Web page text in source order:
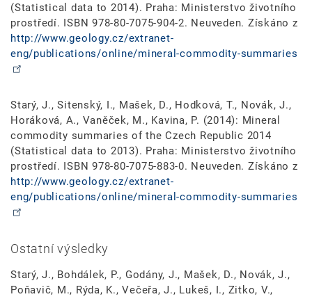
(Statistical data to 2014). Praha: Ministerstvo životního
prostředí. ISBN 978-80-7075-904-2. Neuveden. Získáno z
http://www.geology.cz/extranet-
eng/publications/online/mineral-commodity-summaries
Starý, J., Sitenský, I., Mašek, D., Hodková, T., Novák, J.,
Horáková, A., Vaněček, M., Kavina, P. (2014): Mineral
commodity summaries of the Czech Republic 2014
(Statistical data to 2013). Praha: Ministerstvo životního
prostředí. ISBN 978-80-7075-883-0. Neuveden. Získáno z
http://www.geology.cz/extranet-
eng/publications/online/mineral-commodity-summaries
Ostatní výsledky
Starý, J., Bohdálek, P., Godány, J., Mašek, D., Novák, J.,
Poňavič, M., Rýda, K., Večeřa, J., Lukeš, I., Zitko, V.,